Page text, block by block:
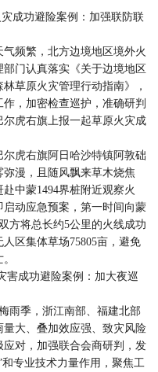
成功避险案例：加强联防联
频繁，北方边境地区境外火
门认真落实《关于边境地区
草原火灾管理行动指南》，
，加密检查巡护，准确研判
虎右旗上报一起草原火灾成
虎右旗阿日哈沙特镇阿敦础
漫，且随风飘来草木烧焦
中蒙1494界桩附近观察火
动应急预案，第一时间向蒙
方将总长约5公里的火线成功
区集体草场75805亩，避免
成功避险案例：加大夜巡
雨季，浙江南部、福建北部
大、叠加效应强、致灾风险
对，加强联合会商研判，发
专业技术力量作用，聚焦工